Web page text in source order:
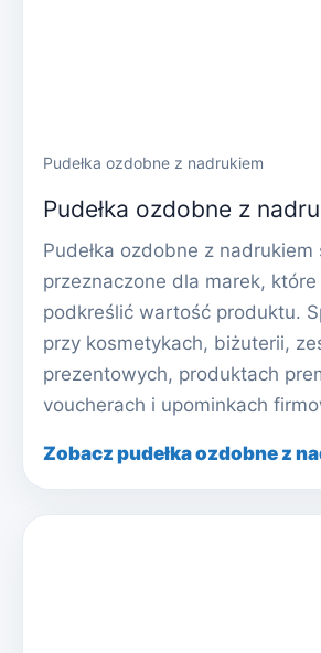
Pudełka ozdobne z nadrukiem
Pudełka ozdobne z
Pudełka ozdobne z nadrukiem
przeznaczone dla marek, które
podkreślić wartość produktu.
przy kosmetykach, biżuterii,
prezentowych, produktach
voucherach i upominkach
Zobacz pudełka ozdobne z